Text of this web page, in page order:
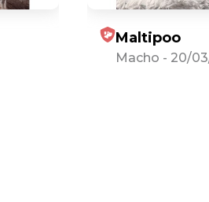
Maltipoo
Macho - 20/